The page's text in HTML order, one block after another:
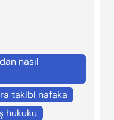
nasıl
takibi nafaka
hukuku